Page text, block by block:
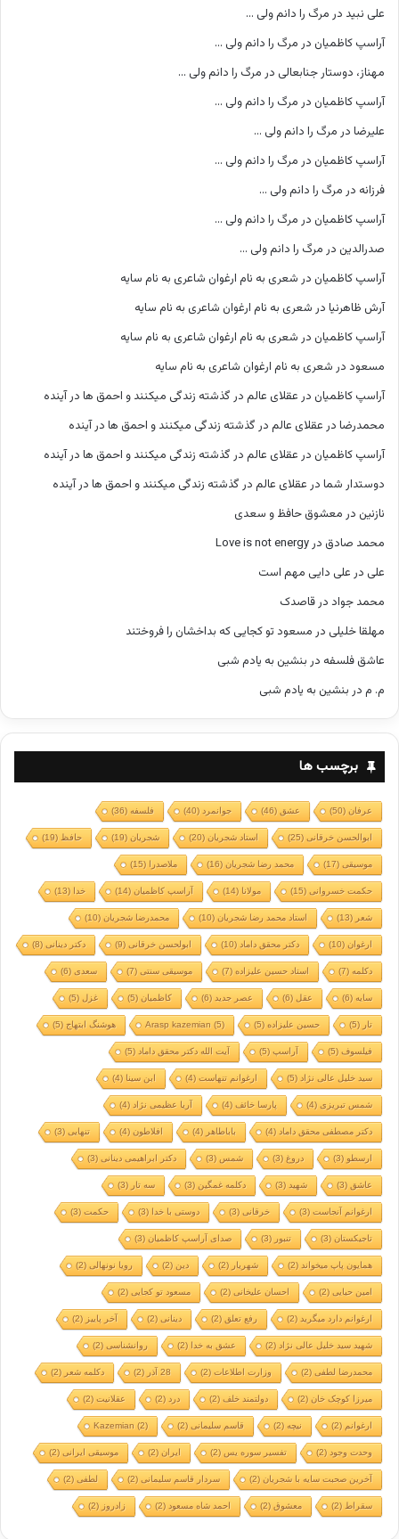
علی نبید در مرگ را دانم ولی …
آراسپ کاظمیان در مرگ را دانم ولی …
مهناز، دوستار جنابعالی در مرگ را دانم ولی …
آراسپ کاظمیان در مرگ را دانم ولی …
علیرضا در مرگ را دانم ولی …
آراسپ کاظمیان در مرگ را دانم ولی …
فرزانه در مرگ را دانم ولی …
آراسپ کاظمیان در مرگ را دانم ولی …
صدرالدین در مرگ را دانم ولی …
آراسپ کاظمیان در شعری به نام ارغوان شاعری به نام سایه
آرش ظاهرنیا در شعری به نام ارغوان شاعری به نام سایه
آراسپ کاظمیان در شعری به نام ارغوان شاعری به نام سایه
مسعود در شعری به نام ارغوان شاعری به نام سایه
آراسپ کاظمیان در عقلای عالم در گذشته زندگی میکنند و احمق ها در آینده
محمدرضا در عقلای عالم در گذشته زندگی میکنند و احمق ها در آینده
آراسپ کاظمیان در عقلای عالم در گذشته زندگی میکنند و احمق ها در آینده
دوستدار شما در عقلای عالم در گذشته زندگی میکنند و احمق ها در آینده
نازنین در معشوق حافظ و سعدی
محمد صادق در Love is not energy
علی در علی دایی مهم است
محمد جواد در قاصدک
مهلقا خلیلی در مسعود تو کجایی که بداخشان را فروختند
عاشق فلسفه در بنشین به یادم شبی
م. م در بنشین به یادم شبی
برچسب ها
عرفان(50) عشق (46) جوانمرد (40) فلسفه(36)
ابوالحسن خرقانی(25) استاد شجریان(20) شجریان(19) حافظ (19)
موسیقی(17) محمد رضا شجریان(16) ملاصدرا (15)
حکمت خسروانی(15) مولانا (14) آراسپ کاظمیان(14) خدا (13)
شعر (13) استاد محمد رضا شجریان(10) محمدرضا شجریان(10)
ارغوان(10) دکتر محقق داماد (10) ابولحسن خرقانی(9) دکتر دینانی(8)
دکلمه(7) استاد حسین علیزاده(7) موسیقی سنتی(7) سعدی(6)
سایه(6) عقل (6) عصر جدید (6) کاظمیان(5) غزل (5)
تار (5) حسین علیزاده(5)
Arasp kazemian (5) هوشنگ ابتهاج(5)
فیلسوف(5) آراسپ(5) آیت الله دکتر محقق داماد (5)
سید خلیل عالی نژاد (5) ارغوانم تنهاست(4) ابن سینا (4)
شمس تبریزی(4) پارسا خائف(4) آریا عظیمی نژاد (4)
دکتر مصطفی محقق داماد (4) باباطاهر (4) افلاطون(4) تنهایی(3)
ارسطو (3) دروغ (3) شمس (3) دکتر ابراهیمی دینانی(3)
عاشق (3) شهید (3) دکلمه غمگین (3) سه تار (3)
ارغوانم آنجاست(3) خرقانی(3) دوستی با خدا (3) حکمت(3)
تاجیکستان(3) تنبور (3) صدای آراسپ کاظمیان(3)
همایون پاپ میخواند (2) شهریار (2) دین (2) رویا نونهالی(2)
امین حیایی(2) احسان علیخانی(2) مسعود تو کجایی(2)
ارغوانم دارد میگرید (2) رفع تعلق (2) دینانی(2) آخر پاییز (2)
شهید سید خلیل عالی نژاد (2) عشق به خدا (2) روانشناسی(2)
محمدرضا لطفی(2) وزارت اطلاعات(2) 28 آذر (2) دکلمه شعر (2)
میرزا کوچک خان(2) دولتمند خلف(2) درد (2) عقلانیت(2)
ارغوانم (2) نیچه(2) قاسم سلیمانی(2)
Kazemian (2)
وحدت وجود (2) تفسیر سوره یس (2) ایران(2) موسیقی ایرانی(2)
آخرین صحبت سایه با شجریان(2) سردار قاسم سلیمانی(2) لطفی(2)
سقراط (2) معشوق(2) احمد شاه مسعود (2) زادروز (2)